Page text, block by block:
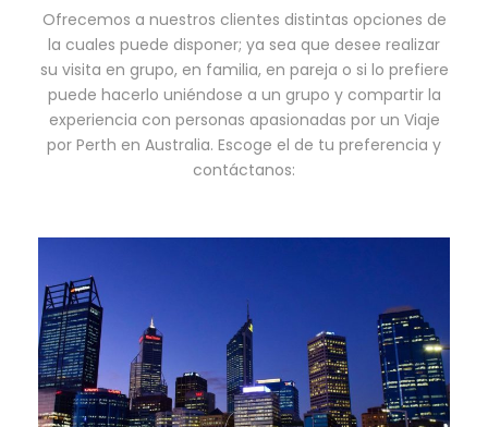
Ofrecemos a nuestros clientes distintas opciones de
la cuales puede disponer; ya sea que desee realizar
su visita en grupo, en familia, en pareja o si lo prefiere
puede hacerlo uniéndose a un grupo y compartir la
experiencia con personas apasionadas por un Viaje
por Perth en Australia. Escoge el de tu preferencia y
contáctanos: